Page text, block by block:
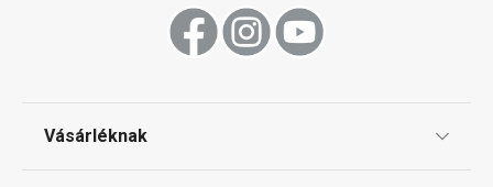
Vásárléknak